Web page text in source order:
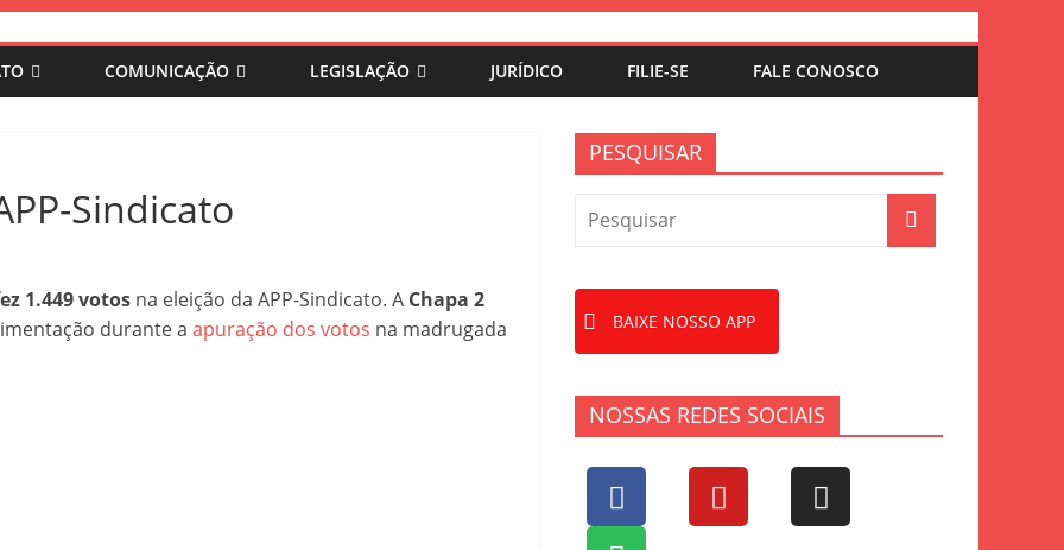
COMUNICAÇÃO LEGISLAÇÃO JURÍDICO FILIE-SE FALE CONOSCO
Sindicato
1.449 votos na eleição da APP-Sindicato. A Chapa 2
durante a apuração dos votos na madrugada
PESQUISAR
BAIXE NOSSO APP
NOSSAS REDES SOCIAIS